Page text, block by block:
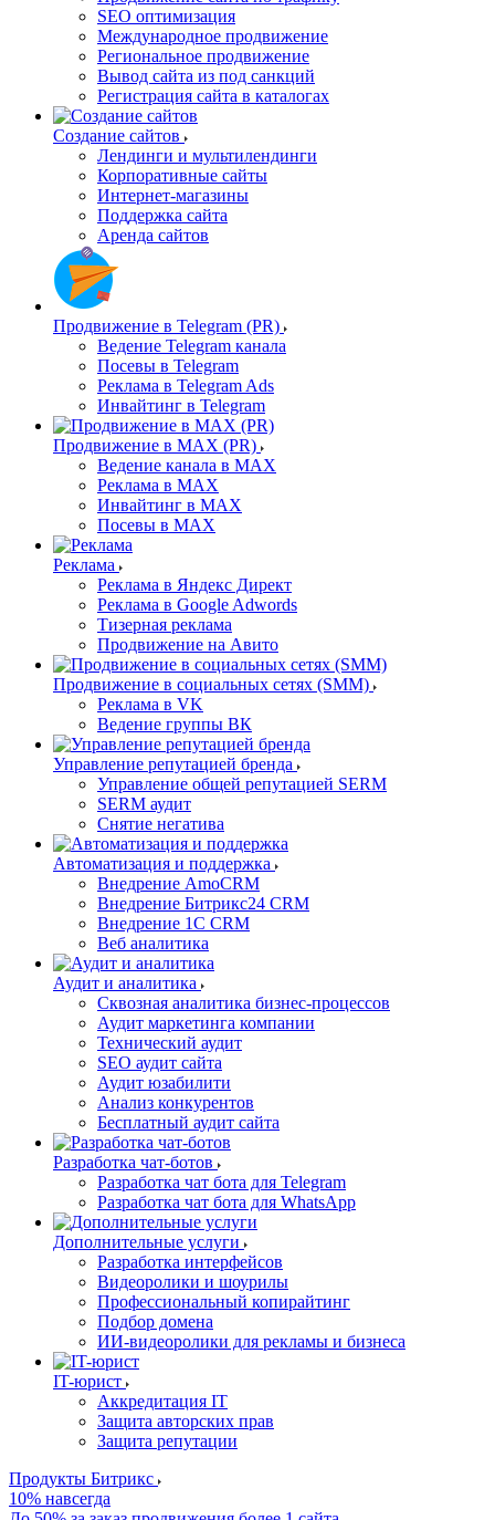
SEO оптимизация
Международное продвижение
Региональное продвижение
Вывод сайта из под санкций
Регистрация сайта в каталогах
Создание сайтов
Лендинги и мультилендинги
Корпоративные сайты
Интернет-магазины
Поддержка сайта
Аренда сайтов
Продвижение в Telegram (PR)
Ведение Telegram канала
Посевы в Telegram
Реклама в Telegram Ads
Инвайтинг в Telegram
Продвижение в MAX (PR)
Ведение канала в MAX
Реклама в MAX
Инвайтинг в MAX
Посевы в MAX
Реклама
Реклама в Яндекс Директ
Реклама в Google Adwords
Тизерная реклама
Продвижение на Авито
Продвижение в социальных сетях (SMM)
Реклама в VK
Ведение группы ВК
Управление репутацией бренда
Управление общей репутацией SERM
SERM аудит
Снятие негатива
Автоматизация и поддержка
Внедрение AmoCRM
Внедрение Битрикс24 CRM
Внедрение 1C CRM
Веб аналитика
Аудит и аналитика
Сквозная аналитика бизнес-процессов
Аудит маркетинга компании
Технический аудит
SEO аудит сайта
Аудит юзабилити
Анализ конкурентов
Бесплатный аудит сайта
Разработка чат-ботов
Разработка чат бота для Telegram
Разработка чат бота для WhatsApp
Дополнительные услуги
Разработка интерфейсов
Видеоролики и шоурилы
Профессиональный копирайтинг
Подбор домена
ИИ-видеоролики для рекламы и бизнеса
IT-юрист
Аккредитация IT
Защита авторских прав
Защита репутации
Продукты Битрикс
10% навсегда